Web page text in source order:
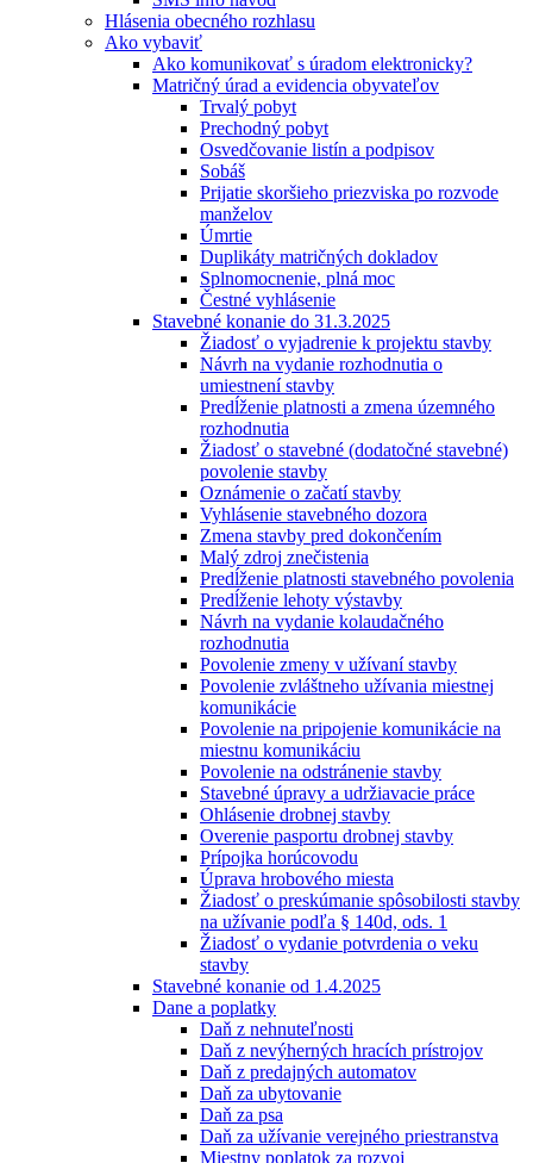
Hlásenia obecného rozhlasu
Ako vybaviť
Ako komunikovať s úradom elektronicky?
Matričný úrad a evidencia obyvateľov
Trvalý pobyt
Prechodný pobyt
Osvedčovanie listín a podpisov
Sobáš
Prijatie skoršieho priezviska po rozvode
manželov
Úmrtie
Duplikáty matričných dokladov
Splnomocnenie, plná moc
Čestné vyhlásenie
Stavebné konanie do 31.3.2025
Žiadosť o vyjadrenie k projektu stavby
Návrh na vydanie rozhodnutia o
umiestnení stavby
Predĺženie platnosti a zmena územného
rozhodnutia
Žiadosť o stavebné (dodatočné stavebné)
povolenie stavby
Oznámenie o začatí stavby
Vyhlásenie stavebného dozora
Zmena stavby pred dokončením
Malý zdroj znečistenia
Predĺženie platnosti stavebného povolenia
Predĺženie lehoty výstavby
Návrh na vydanie kolaudačného
rozhodnutia
Povolenie zmeny v užívaní stavby
Povolenie zvláštneho užívania miestnej
komunikácie
Povolenie na pripojenie komunikácie na
miestnu komunikáciu
Povolenie na odstránenie stavby
Stavebné úpravy a udržiavacie práce
Ohlásenie drobnej stavby
Overenie pasportu drobnej stavby
Prípojka horúcovodu
Úprava hrobového miesta
Žiadosť o preskúmanie spôsobilosti stavby
na užívanie podľa § 140d, ods. 1
Žiadosť o vydanie potvrdenia o veku
stavby
Stavebné konanie od 1.4.2025
Dane a poplatky
Daň z nehnuteľnosti
Daň z nevýherných hracích prístrojov
Daň z predajných automatov
Daň za ubytovanie
Daň za psa
Daň za užívanie verejného priestranstva
Miestny poplatok za rozvoj